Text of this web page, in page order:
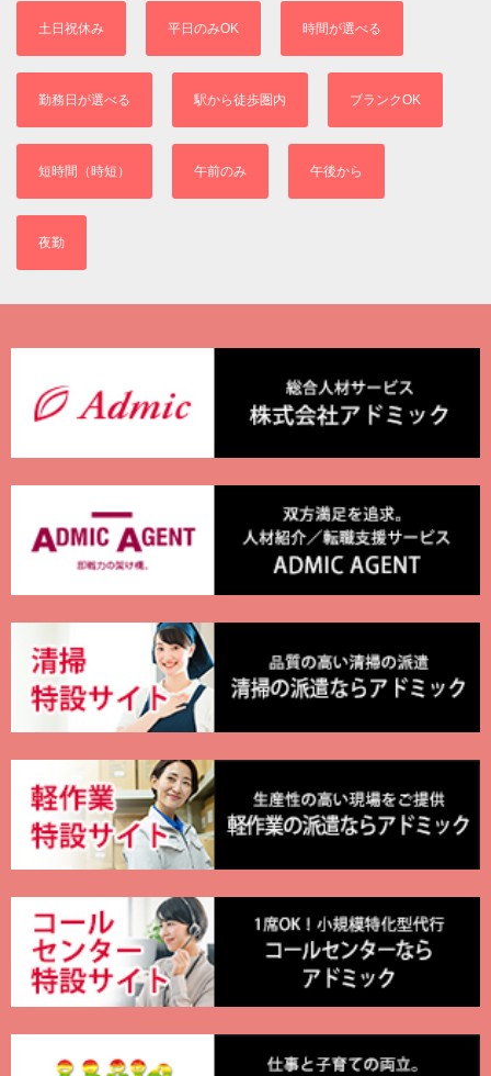
土日祝休み 平日のみOK 時間が選べる
勤務日が選べる 駅から徒歩圏内 ブランクOK
短時間（時短） 午前のみ 午後から
夜勤